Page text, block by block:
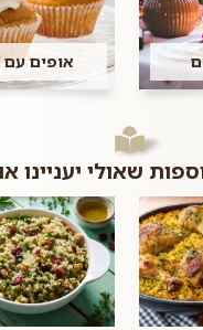
אופים עם
שאולי יעניינו